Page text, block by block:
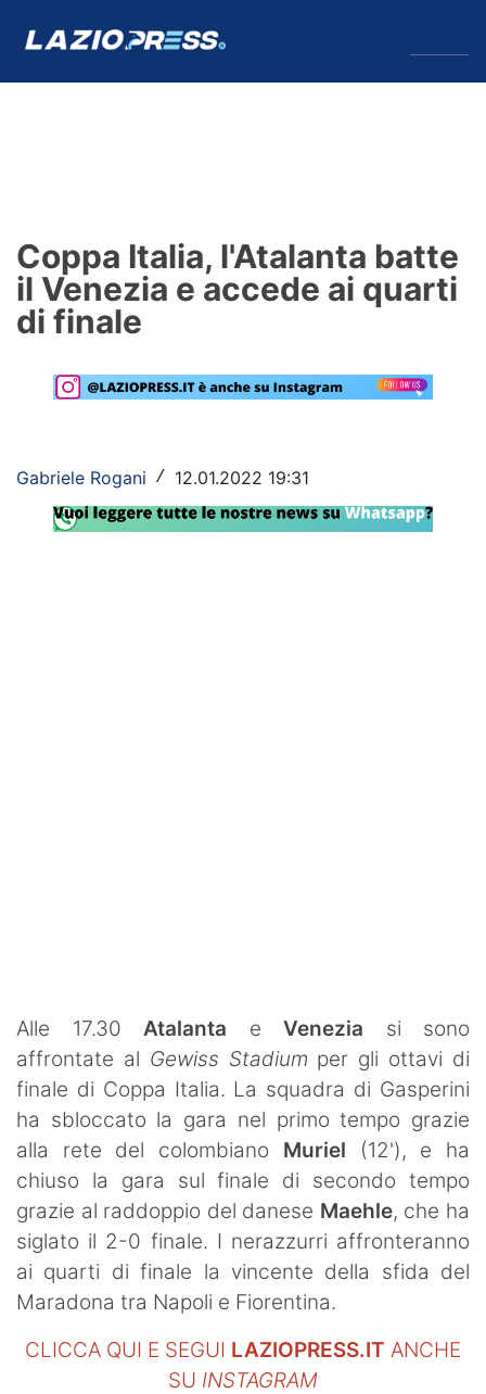
Formello
Infortuni
Primavera
Lazio Women
Rassegna Lazio
Contatti
Coppa Italia, l'Atalanta batte
il Venezia e accede ai quarti
di finale
Gabriele Rogani / 12.01.2022 19:31
Alle 17.30 Atalanta e Venezia si sono
affrontate al Gewiss Stadium per gli ottavi di
finale di Coppa Italia. La squadra di Gasperini
ha sbloccato la gara nel primo tempo grazie
alla rete del colombiano Muriel (12'), e ha
chiuso la gara sul finale di secondo tempo
grazie al raddoppio del danese Maehle, che ha
siglato il 2-0 finale. I nerazzurri affronteranno
ai quarti di finale la vincente della sfida del
Maradona tra Napoli e Fiorentina.
CLICCA QUI E SEGUI LAZIOPRESS.IT ANCHE
SU INSTAGRAM